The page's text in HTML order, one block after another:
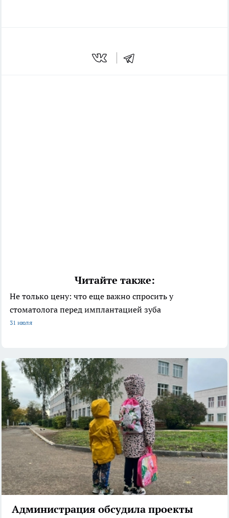
Читайте также:
Не только цену: что еще важно спросить у
стоматолога перед имплантацией зуба
31 июля
Администрация обсудила проекты